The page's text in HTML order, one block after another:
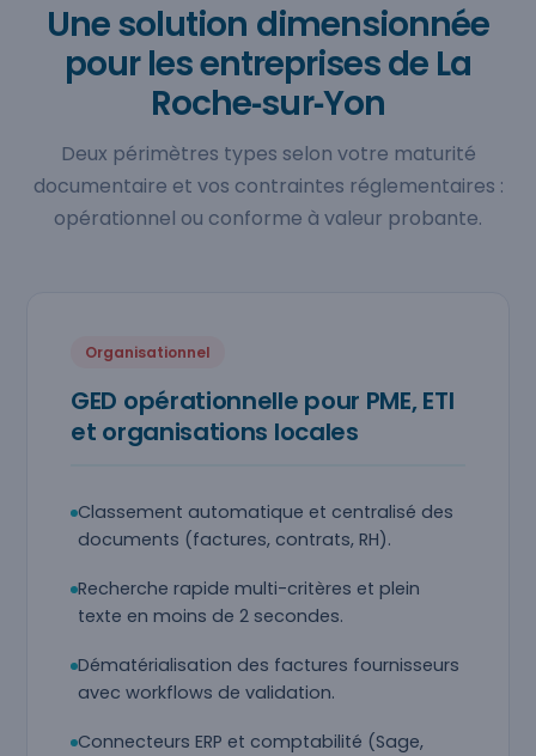
Une solution dimensionnée
pour les entreprises de La
Roche‑sur‑Yon
Deux périmètres types selon votre maturité
documentaire et vos contraintes réglementaires :
opérationnel ou conforme à valeur probante.
Organisationnel
GED opérationnelle pour PME, ETI
et organisations locales
Classement automatique et centralisé des
documents (factures, contrats, RH).
Recherche rapide multi-critères et plein
texte en moins de 2 secondes.
Dématérialisation des factures fournisseurs
avec workflows de validation.
Connecteurs ERP et comptabilité (Sage,